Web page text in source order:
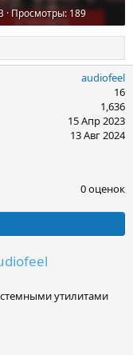
· Просмотры: 189
audiofeel
16
1,636
15 Апр 2023
13 Авг 2024
0 оценок
утилитами